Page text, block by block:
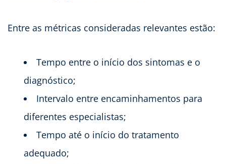
Entre as métricas consideradas relevantes estão:
Tempo entre o início dos sintomas e o
diagnóstico;
Intervalo entre encaminhamentos para
diferentes especialistas;
Tempo até o início do tratamento
adequado;